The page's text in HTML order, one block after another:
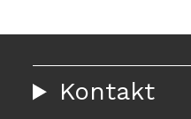
Kontakt